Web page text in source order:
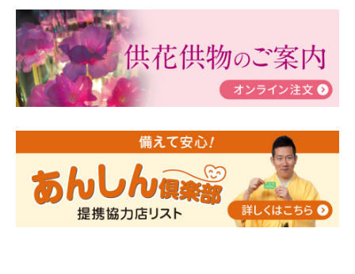
2024/03/06【終活なるほど教室】「マンガで学
ぶ！はじめてのお葬式」小さな家族葬ハウス®町田成
瀬 ご参加ありがとうございました！
2024/01/19令和6年能登半島地震災害の寄付のご報
告
人形供養 寄付のご報告
2023/12/16終活なるほど教室＠小さな家族葬ハウ
ス®上鶴間 エンディングノートを書いてみよう！
2023/11/29 永田屋創業110周年記念式典 レンブラ
ントホテル東京町田